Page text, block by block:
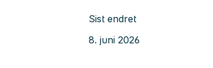
Sist endret
8. juni 2026